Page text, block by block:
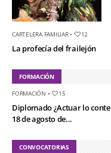
CARTELERA FAMILIAR• 12
La profecía del frailejón
FORMACIÓN
FORMACIÓN • 15
Diplomado ¿Actuar lo
18 de agosto de...
CONVOCATORIAS